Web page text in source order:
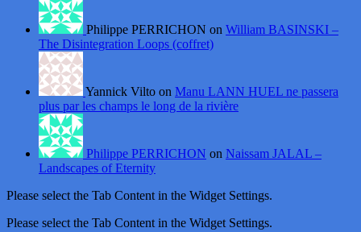
Philippe PERRICHON on William BASINSKI –
The Disintegration Loops (coffret)
Yannick Vilto on Manu LANN HUEL ne passera
plus par les champs le long de la rivière
Philippe PERRICHON on Naissam JALAL –
Landscapes of Eternity
Please select the Tab Content in the Widget Settings.
Please select the Tab Content in the Widget Settings.